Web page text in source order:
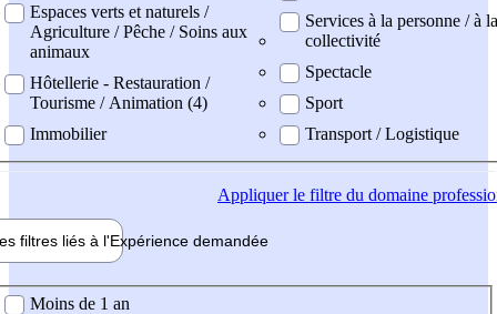
Espaces verts et naturels /
Agriculture / Pêche / Soins aux
animaux
Hôtellerie - Restauration /
Tourisme / Animation (4)
Immobilier
Services à la personne / à la
collectivité
Spectacle
Sport
Transport / Logistique
Appliquerle filtre du domaine
filtres liés à l'Expérience demandée
demandée
Moins de 1 an